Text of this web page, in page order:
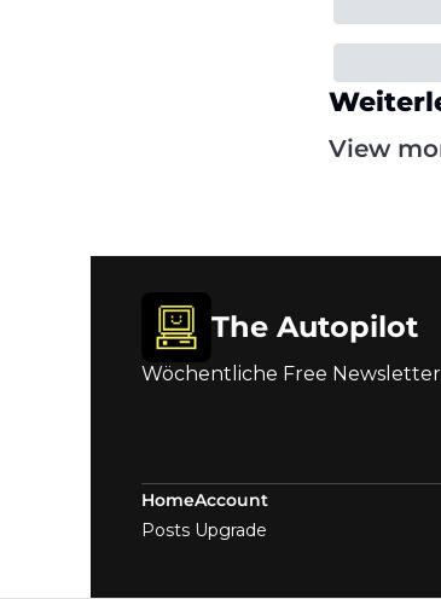
View
The Autopilot
Wöchentliche Free
Home
Posts
Account
Upgrade